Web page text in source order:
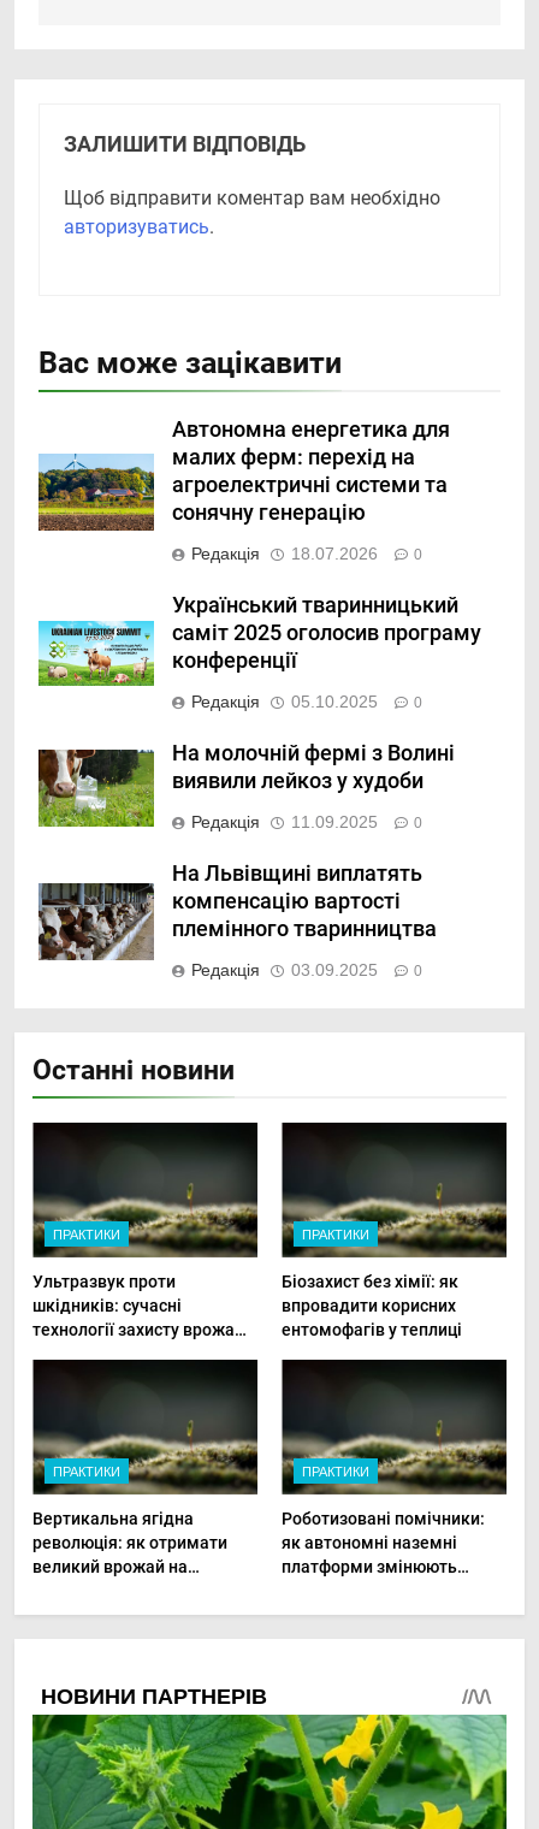
ЗАЛИШИТИ ВІДПОВІДЬ
Щоб відправити коментар вам необхідно
авторизуватись.
Вас може зацікавити
Автономна енергетика для
малих ферм: перехід на
агроелектричні системи та
сонячну генерацію
Редакція 18.07.2026 0
Український тваринницький
саміт 2025 оголосив програму
конференції
Редакція 05.10.2025 0
На молочній фермі з Волині
виявили лейкоз у худоби
Редакція 11.09.2025 0
На Львівщині виплатять
компенсацію вартості
племінного тваринництва
Редакція 03.09.2025 0
Останні новини
ПРАКТИКИ
Ультразвук проти
шкідників: сучасні
технології захисту врожаю
ПРАКТИКИ
Біозахист без хімії: як
впровадити корисних
ентомофагів у теплиці
ПРАКТИКИ
Вертикальна ягідна
революція: як отримати
великий врожай на
ПРАКТИКИ
Роботизовані помічники:
як автономні наземні
платформи змінюють
овочами